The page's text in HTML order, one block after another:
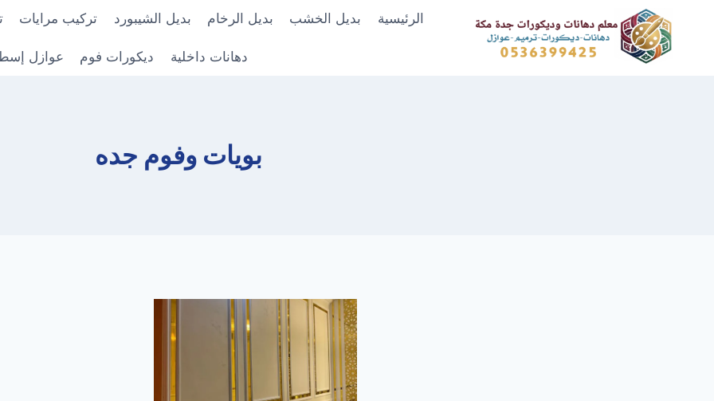
المحتوى
الرئيسية بديل الخشب بديل الرخام بديل الشيبورد تركيب مرايات
دهانات داخلية ديكورات فوم عوازل
بويات وفوم جده